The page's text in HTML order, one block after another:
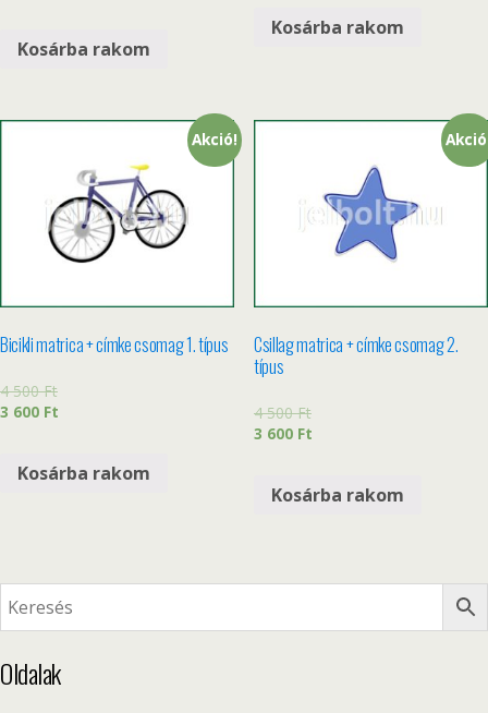
Kosárba rakom
Kosárba rakom
Akció!
Bicikli matrica + címke csomag 1. típus
4 500Ft
3 600 Ft
Kosárba rakom
Csillag matrica + címke csomag 2.
típus
4 500Ft
3 600 Ft
Kosárba rakom
Oldalak